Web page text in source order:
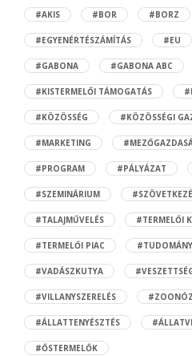
#AKIS #BOR #BORZ
#EGYENÉRTÉSZÁMÍTÁS #EU
#GABONA #GABONA ABC
#KISTERMELŐI TÁMOGATÁS
#KÖZÖSSÉG #KÖZÖSSÉGI
#MARKETING
#PROGRAM #PÁLYÁZAT
#SZEMINÁRIUM
#TALAJMŰVELÉS #TERMELŐI
#TERMELŐI PIAC #TUDOMÁNY
#VADÁSZKUTYA
#VILLANYSZERELÉS
#ÁLLATTENYÉSZTÉS
#ŐSTERMELŐK